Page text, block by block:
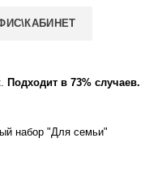
Подходит в 73% случаев.